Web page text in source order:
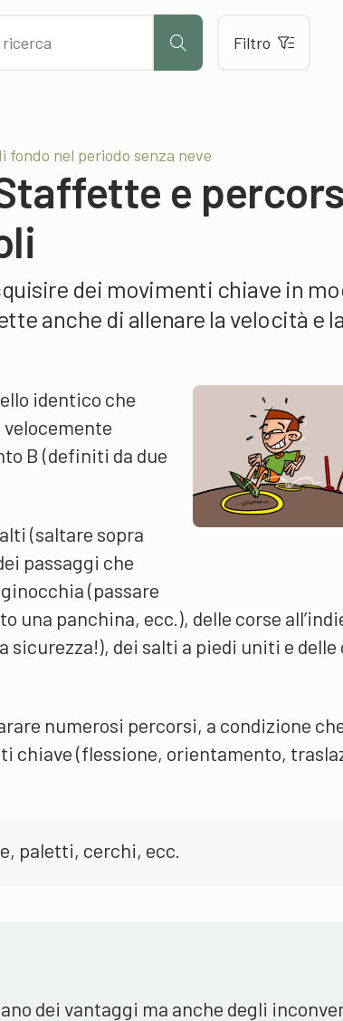
Filtro
fondo nel periodo senza neve
e
dei movimenti chiave in
anche di allenare la velocità e la
identico che
velocemente
B (definiti da due
(saltare sopra
passaggi che
(passare
una panchina, ecc.), delle corse
sicurezza!), dei salti a piedi uniti e delle
numerosi percorsi, a condizione
chiave (flessione, orientamento,
paletti, cerchi, ecc.
dei vantaggi ma anche degli